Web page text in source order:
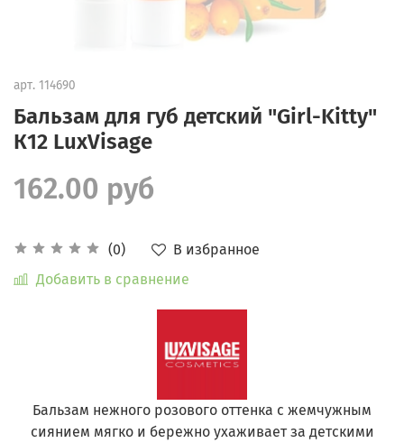
арт. 114690
Бальзам для губ детский "Girl-Kitty"
К12 LuxVisage
(0)
В избранное
Добавить в сравнение
162.00 руб
Бальзам нежного розового оттенка с жемчужным
сиянием мягко и бережно ухаживает за детскими